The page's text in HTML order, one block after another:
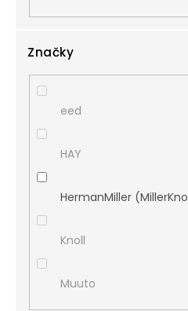
Značky
eed
HAY
HermanMiller
Knoll
Muuto